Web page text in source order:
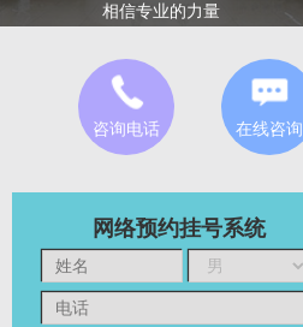
相信专业的力量
咨询电话 在线咨询
网络预约挂号系统